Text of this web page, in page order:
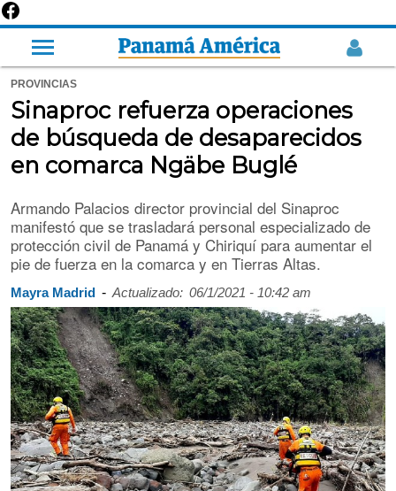
PROVINCIAS
Sinaproc refuerza operaciones
de búsqueda de desaparecidos
en comarca Ngäbe Buglé
Armando Palacios director provincial del Sinaproc
manifestó que se trasladará personal especializado de
protección civil de Panamá y Chiriquí para aumentar el
pie de fuerza en la comarca y en Tierras Altas.
Mayra Madrid - Actualizado: 06/1/2021 - 10:42 am